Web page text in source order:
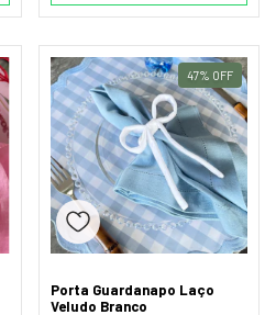
47% OFF
Porta Guardanapo Laço
Veludo Branco